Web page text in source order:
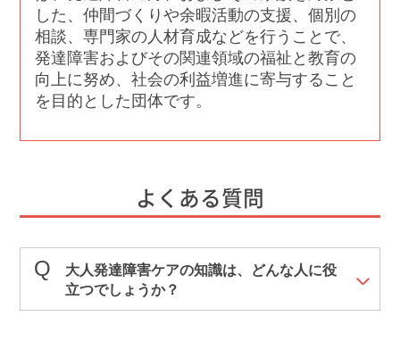
した、仲間づくりや余暇活動の支援、個別の
相談、専門家の人材育成などを行うことで、
発達障害およびその関連領域の福祉と教育の
向上に努め、社会の利益増進に寄与すること
を目的とした団体です。
よくある質問
大人発達障害ケアの知識は、どんな人に役
立つでしょうか？